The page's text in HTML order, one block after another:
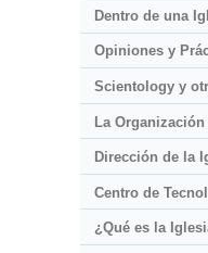
Dentro de una
Opiniones y
Scientology y
La
Dirección de la
Centro de
¿Qué es la